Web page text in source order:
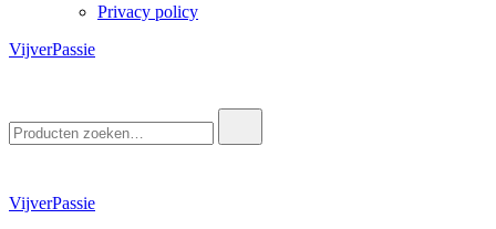
Privacy policy
VijverPassie
naar:
VijverPassie